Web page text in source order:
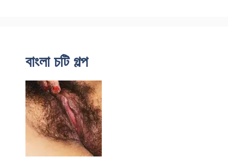
বাংলা চটি গল্প